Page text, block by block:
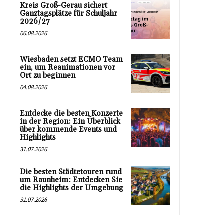
Kreis Groß-Gerau sichert
Ganztagsplätze für Schuljahr
2026/27
06.08.2026
Wiesbaden setzt ECMO Team
ein, um Reanimationen vor
Ort zu beginnen
04.08.2026
Entdecke die besten Konzerte
in der Region: Ein Überblick
über kommende Events und
Highlights
31.07.2026
Die besten Städtetouren rund
um Raunheim: Entdecken Sie
die Highlights der Umgebung
31.07.2026